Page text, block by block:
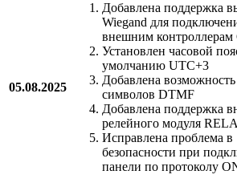
05.08.2025
Добавлена поддержка
Wiegand для
внешним
Установлен часовой
умолчанию UTC+3
Добавлена
символов DTMF
Добавлена поддержка
релейного модуля
Исправлена проблема в
безопасности при
панели по протоколу